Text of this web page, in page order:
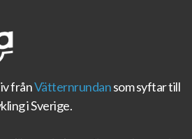
frånVätternrundansom syftar till
i Sverige.